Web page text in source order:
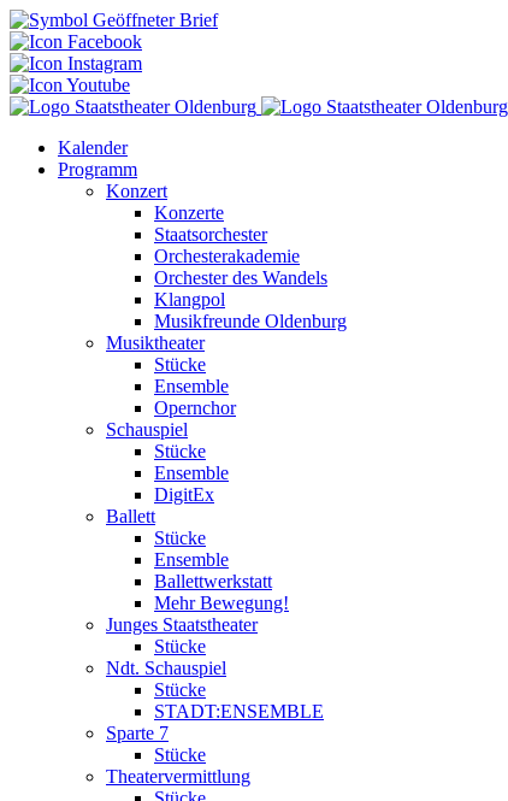
Kalender
Programm
Konzert
Konzerte
Staatsorchester
Orchesterakademie
Orchester des Wandels
Klangpol
Musikfreunde Oldenburg
Musiktheater
Stücke
Ensemble
Opernchor
Schauspiel
Stücke
Ensemble
DigitEx
Ballett
Stücke
Ensemble
Ballettwerkstatt
Mehr Bewegung!
Junges Staatstheater
Stücke
Ndt. Schauspiel
Stücke
STADT:ENSEMBLE
Sparte 7
Stücke
Theatervermittlung